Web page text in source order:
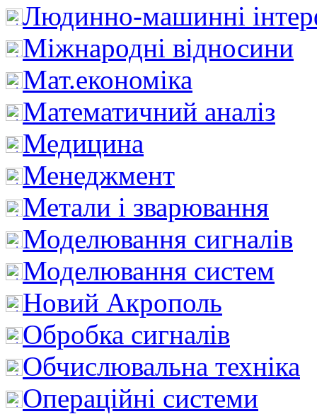
Людинно-машинні
Міжнародні відносини
Мат.економіка
Математичний аналіз
Медицина
Менеджмент
Метали і зварювання
Моделювання сигналів
Моделювання систем
Новий Акрополь
Обробка сигналів
Обчислювальна техніка
Операційні системи